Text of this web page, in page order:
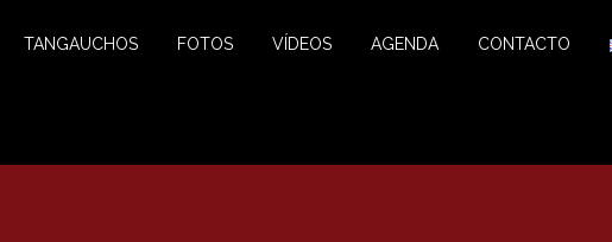
TANGAUCHOS FOTOS VÍDEOS AGENDA CONTACTO